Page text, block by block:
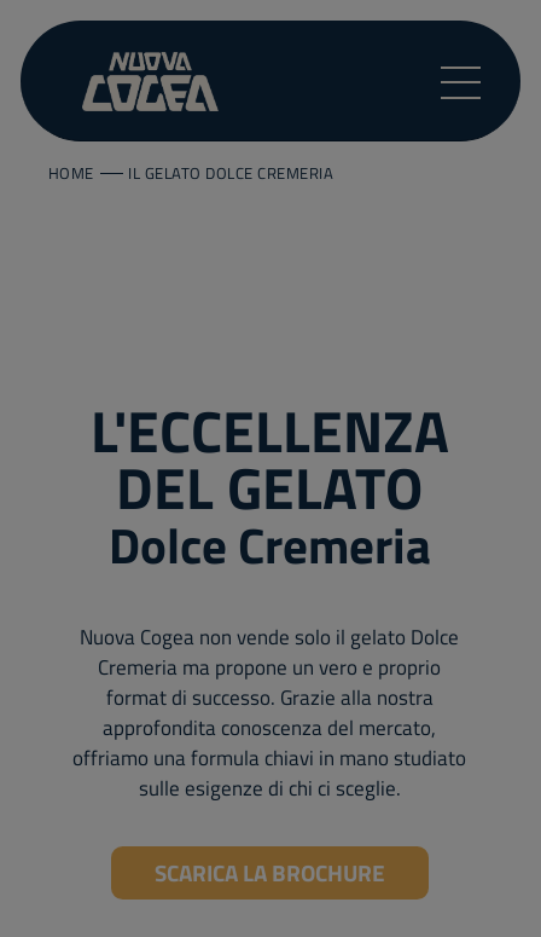
HOME IL GELATO DOLCE CREMERIA
L'ECCELLENZA
DEL GELATO
Dolce Cremeria
Nuova Cogea non vende solo il gelato Dolce
Cremeria ma propone un vero e proprio
format di successo. Grazie alla nostra
approfondita conoscenza del mercato,
offriamo una formula chiavi in mano studiato
sulle esigenze di chi ci sceglie.
SCARICA LA BROCHURE